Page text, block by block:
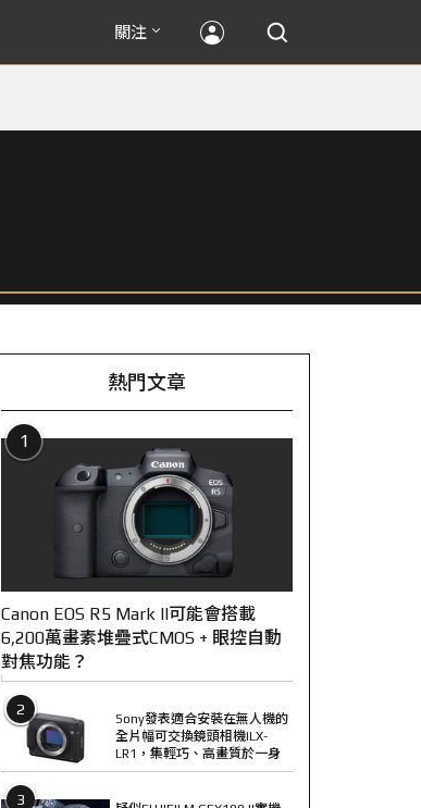
關注
熱門文章
1
Canon EOS R5 Mark II可能會搭載
6,200萬畫素堆疊式CMOS + 眼控自動
對焦功能？
2
Sony發表適合安裝在無人機的
全片幅可交換鏡頭相機ILX-
LR1，集輕巧、高畫質於一身
3